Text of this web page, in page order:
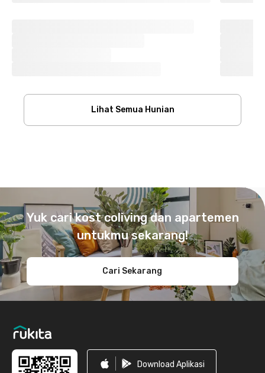
Lihat Semua Hunian
Yuk cari kost coliving dan apartemen
untukmu sekarang!
Cari Sekarang
Download Aplikasi